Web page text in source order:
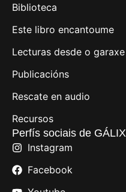
Biblioteca
Este libro encantoume
Lecturas desde o garaxe
Publicacións
Rescate en audio
Recursos
Perfís sociais de GÁLIX
Instagram
Facebook